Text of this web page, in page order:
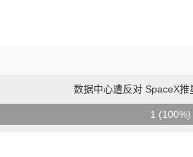
数据中心遭反对 SpaceX推
1 (100%)